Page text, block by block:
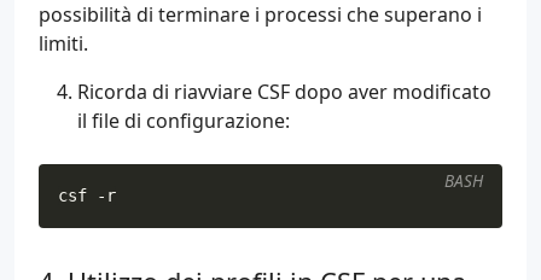
possibilità di terminare i processi che superano i
limiti.
Ricorda di riavviare CSF dopo aver modificato
il file di configurazione:
csf -r
BASH